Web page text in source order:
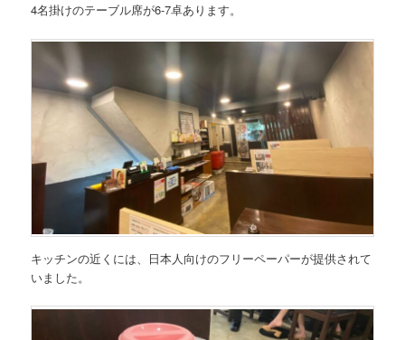
4名掛けのテーブル席が6-7卓あります。
キッチンの近くには、日本人向けのフリーペーパーが提供されて
いました。